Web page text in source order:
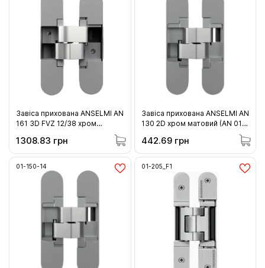
Завіса прихована ANSELMI AN
161 3D FVZ 12/38 хром
161-12/38-14)
1308.83 грн
Завіса прихована ANSELMI AN
130 2D хром матовий (AN 014)
442.69 грн
01-150-14 01-205_F1